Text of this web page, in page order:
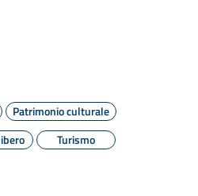
Patrimonio culturale
Turismo